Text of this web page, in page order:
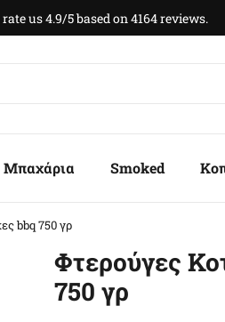
us 4.9/5 based on 4164 reviews.
Μπαχάρια Smoked
bbq 750 γρ
Φτερούγες
750 γρ